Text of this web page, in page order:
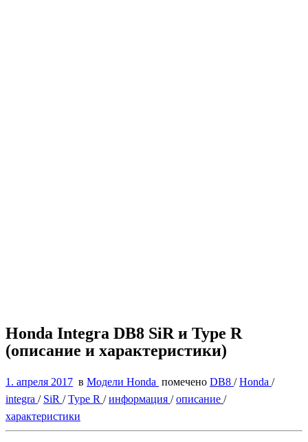
Honda Integra DB8 SiR и Type R
(описание и характеристики)
1. апреля 2017 в Модели Honda помечено DB8 /Honda /
integra / SiR /Type R /информация /описание /
характеристики